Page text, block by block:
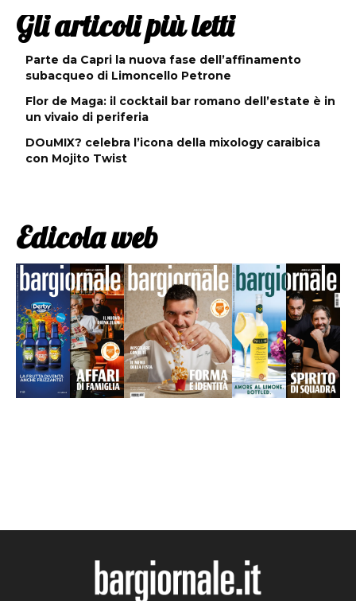
Gli articoli più letti
Parte da Capri la nuova fase dell’affinamento
subacqueo di Limoncello Petrone
Flor de Maga: il cocktail bar romano dell’estate è in
un vivaio di periferia
DOuMIX? celebra l’icona della mixology caraibica
con Mojito Twist
Edicola web